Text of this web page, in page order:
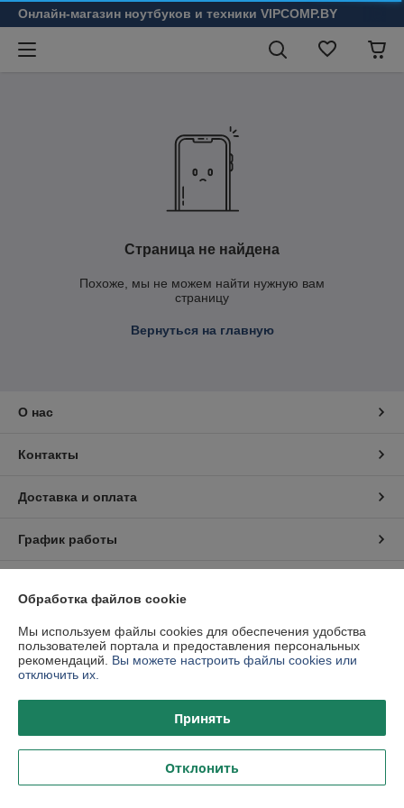
Онлайн-магазин ноутбуков и техники VIPCOMP.BY
Страница не найдена
Похоже, мы не можем найти нужную вам
страницу
Вернуться на главную
О нас
Контакты
Доставка и оплата
График работы
Политика обработки cookies
Сайт создан на платформе Deal.by
Обработка файлов cookie
Мы используем файлы cookies для обеспечения удобства
пользователей портала и предоставления персональных
рекомендаций. Вы можете настроить файлы cookies или
отключить их.
Принять
Отклонить